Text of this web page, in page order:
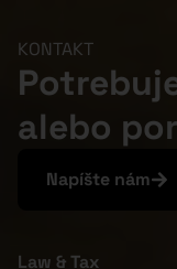
KONTAKT
alebo
Napíšte nám
Law & Tax